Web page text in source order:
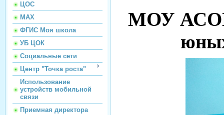
ЦОС
МАХ
ФГИС Моя школа
УБ ЦОК
Социальные сети
Центр "Точка роста"
Использование
устройств мобильной
связи
Приемная директора
МОУ